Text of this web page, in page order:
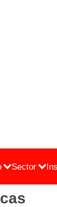
Sector